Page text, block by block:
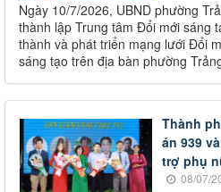
Ngày 10/7/2026, UBND phường
thành lập Trung tâm Đổi mới sáng
thành và phát triển mạng lưới Đổi
sáng tạo trên địa bàn phường
Thành
án 939
trợ phụ
08/07/